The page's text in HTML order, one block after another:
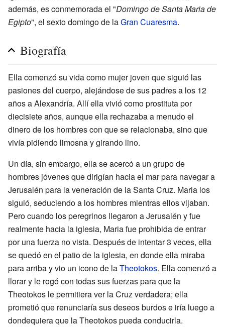
además, es conmemorada el "Domingo de Santa Maria de
Egipto", el sexto domingo de laGran Cuaresma.
Biografía
Ella comenzó su vida como mujer joven que siguió las
pasiones del cuerpo, alejándose de sus padres a los 12
años a Alexandría. Allí ella vivió como prostituta por
diecisiete años, aunque ella rechazaba a menudo el
dinero de los hombres con que se relacionaba, sino que
vivía pidiendo limosna y girando lino.
Un día, sin embargo, ella se acercó a un grupo de
hombres jóvenes que dirigían hacia el mar para navegar a
Jerusalén para la veneración de la Santa Cruz. Maria los
siguió, seduciendo a los hombres mientras ellos vijaban.
Pero cuando los peregrinos llegaron a Jerusalén y fue
realmente hacia la iglesia, Maria fue prohibida de entrar
por una fuerza no vista. Después de intentar 3 veces, ella
se quedó en el patio de la iglesia, en donde ella miraba
para arriba y vio un icono de laTheotokos. Ella comenzó a
llorar y le rogó con todas sus fuerzas para que la
Theotokos le permitiera ver la Cruz verdadera; ella
prometió que renunciaría sus deseos burdos e iría luego a
dondequiera que la Theotokos pueda conducirla.